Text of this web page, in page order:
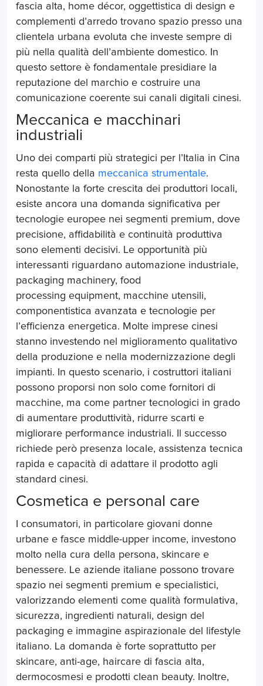
fascia alta, home décor, oggettistica di design e
complementi d’arredo trovano spazio presso una
clientela urbana evoluta che investe sempre di
più nella qualità dell’ambiente domestico. In
questo settore è fondamentale presidiare la
reputazione del marchio e costruire una
comunicazione coerente sui canali digitali cinesi.
Meccanica e macchinari
industriali
Uno dei comparti più strategici per l’Italia in Cina
resta quello della meccanica strumentale.
Nonostante la forte crescita dei produttori locali,
esiste ancora una domanda significativa per
tecnologie europee nei segmenti premium, dove
precisione, affidabilità e continuità produttiva
sono elementi decisivi. Le opportunità più
interessanti riguardano automazione industriale,
packaging machinery, food
processing equipment, macchine utensili,
componentistica avanzata e tecnologie per
l’efficienza energetica. Molte imprese cinesi
stanno investendo nel miglioramento qualitativo
della produzione e nella modernizzazione degli
impianti. In questo scenario, i costruttori italiani
possono proporsi non solo come fornitori di
macchine, ma come partner tecnologici in grado
di aumentare produttività, ridurre scarti e
migliorare performance industriali. Il successo
richiede però presenza locale, assistenza tecnica
rapida e capacità di adattare il prodotto agli
standard cinesi.
Cosmetica e personal care
I consumatori, in particolare giovani donne
urbane e fasce middle-upper income, investono
molto nella cura della persona, skincare e
benessere. Le aziende italiane possono trovare
spazio nei segmenti premium e specialistici,
valorizzando elementi come qualità formulativa,
sicurezza, ingredienti naturali, design del
packaging e immagine aspirazionale del lifestyle
italiano. La domanda è forte soprattutto per
skincare, anti-age, haircare di fascia alta,
dermocosmesi e prodotti clean beauty. Inoltre,